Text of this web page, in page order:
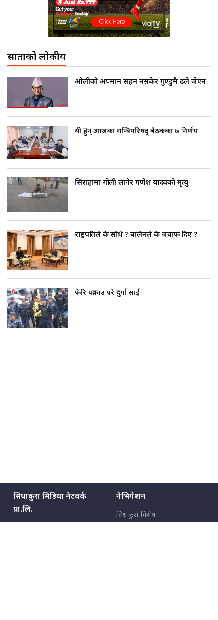
साताको लोकप्रीय
ओलीको अपमान सहन नसकेर गुण्डुमै ढले जेएन
यी हुन् आजका मन्त्रिपरिषद् बैठकका ७ निर्णय
सिराहामा गोली लागेर गणेश यादवको मृत्यु
राष्ट्रपतिले के सोधे ? बालेनले के जवाफ दिए ?
फेरि पक्राउ परे दुर्गा प्रसाईं
सिधाकुरा मिडिया नेटवर्क
प्रा.लि.
नेभिगेशन
सिधाकुरा विशेष